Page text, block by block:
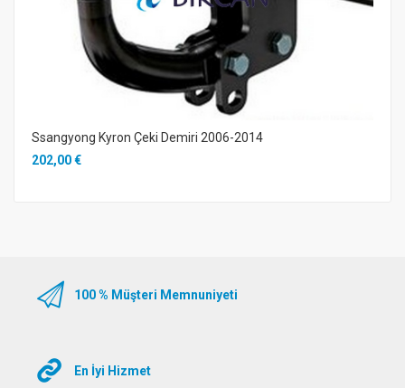
Ssangyong Kyron Çeki Demiri 2006-2014
202,00 €
100 % Müşteri Memnuniyeti
En İyi Hizmet